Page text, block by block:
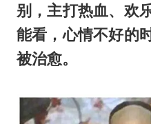
别，主打热血、欢
能看，心情不好的
被治愈。